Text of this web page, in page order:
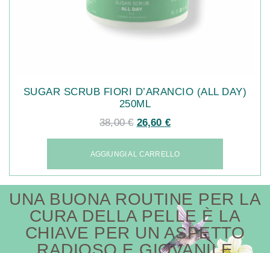
SUGAR SCRUB FIORI D’ARANCIO (ALL DAY)
250ML
38,00€ 26,60 €
AGGIUNGI AL CARRELLO
UNA BUONA ROUTINE PER LA
CURA DELLA PELLE È LA
CHIAVE PER UN ASPETTO